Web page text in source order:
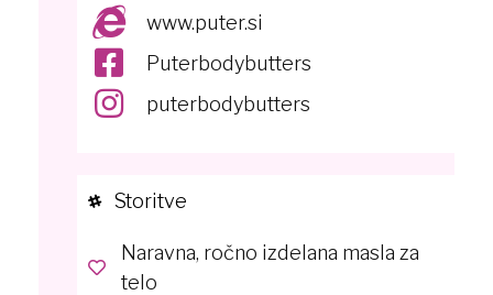
www.puter.si
Puterbodybutters
puterbodybutters
Storitve
Naravna, ročno izdelana masla za
telo